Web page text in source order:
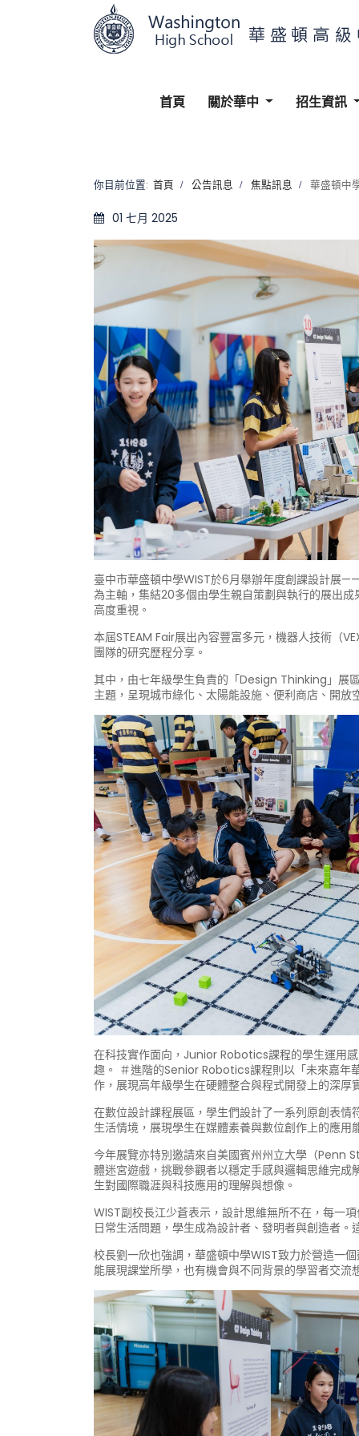
首頁 關於華中 招生資訊
你目前位置: 首頁 公告訊息 焦點訊息 華盛頓中
01 七月 2025
臺中市華盛頓中學WIST於6月舉辦年度創課設計展
為主軸，集結20多個由學生親自策劃與執行的展出
高度重視。
本屆STEAM Fair展出內容豐富多元，機器人技術（
團隊的研究歷程分享。
其中，由七年級學生負責的「Design Thinking」展
主題，呈現城市綠化、太陽能設施、便利商店、開
在科技實作面向，Junior Robotics課程的學生運用
趣。 ＃進階的Senior Robotics課程則以「未來嘉年
作，展現高年級學生在硬體整合與程式開發上的深厚
在數位設計課程展區，學生們設計了一系列原創表
生活情境，展現學生在媒體素養與數位創作上的應用
今年展覽亦特別邀請來自美國賓州州立大學（
體迷宮遊戲，挑戰參觀者以穩定手感與邏輯思維完
生對國際職涯與科技應用的理解與想像。
WIST副校長江少蒼表示，設計思維無所不在，每一
日常生活問題，學生成為設計者、發明者與創造者
校長劉一欣也強調，華盛頓中學WIST致力於營造一
能展現課堂所學，也有機會與不同背景的學習者交